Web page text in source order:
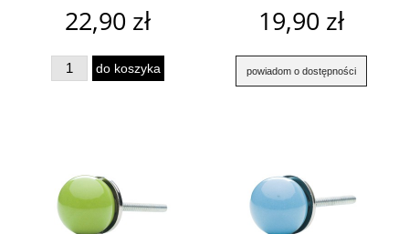
22,90 zł
do koszyka
19,90 zł
powiadom o dostępności